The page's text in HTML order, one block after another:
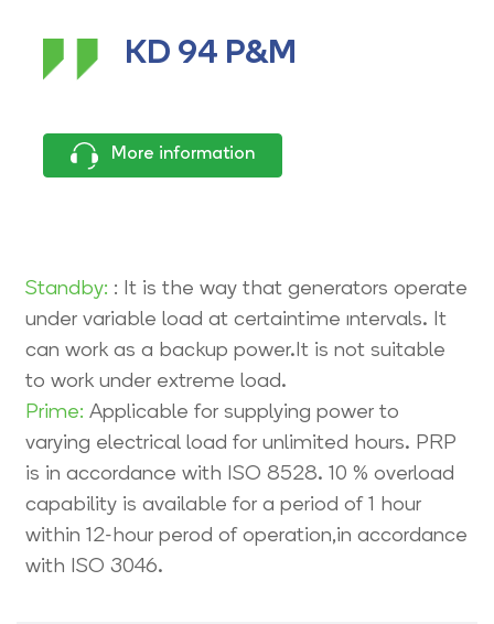
KD 94 P&M
More information
Standby: : It is the way that generators operate
under variable load at certaintime ıntervals. It
can work as a backup power.It is not suitable
to work under extreme load.
Prime: Applicable for supplying power to
varying electrical load for unlimited hours. PRP
is in accordance with ISO 8528. 10 % overload
capability is available for a period of 1 hour
within 12-hour perod of operation,in accordance
with ISO 3046.